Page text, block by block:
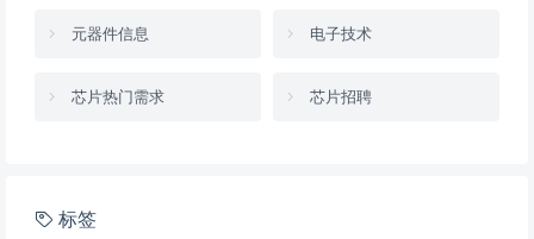
元器件信息 电子技术
芯片热门需求 芯片招聘
标签